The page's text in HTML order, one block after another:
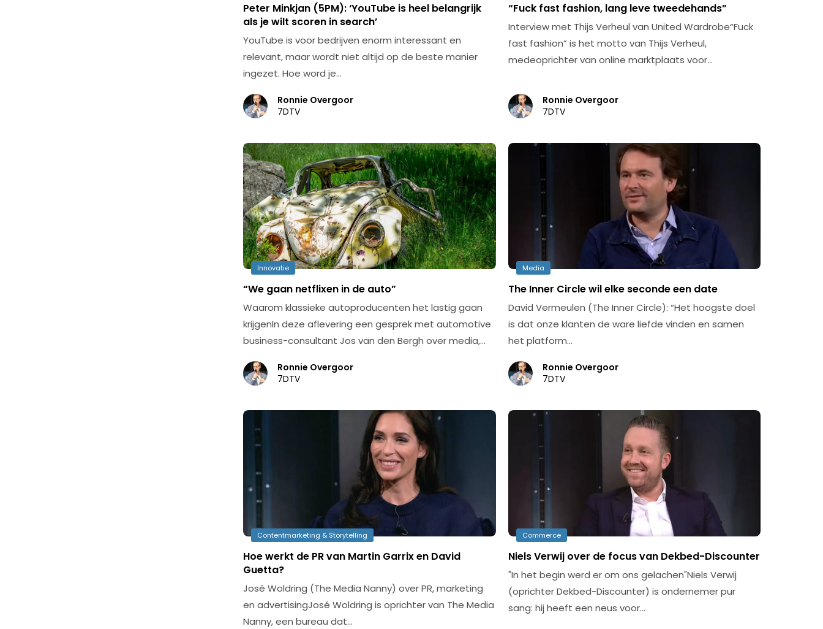
Peter Minkjan (5PM): ‘YouTube is heel belangrijk
als je wilt scoren in search’
YouTube is voor bedrijven enorm interessant en
relevant, maar wordt niet altijd op de beste manier
ingezet. Hoe word je…
Ronnie Overgoor
7DTV
“Fuck fast fashion, lang leve tweedehands”
Interview met Thijs Verheul van United Wardrobe“Fuck
fast fashion” is het motto van Thijs Verheul,
medeoprichter van online marktplaats voor…
Ronnie Overgoor
7DTV
Innovatie
“We gaan netflixen in de auto”
Waarom klassieke autoproducenten het lastig gaan
krijgenIn deze aflevering een gesprek met automotive
business-consultant Jos van den Bergh over media,…
Ronnie Overgoor
7DTV
Media
The Inner Circle wil elke seconde een date
David Vermeulen (The Inner Circle): “Het hoogste doel
is dat onze klanten de ware liefde vinden en samen
het platform…
Ronnie Overgoor
7DTV
Contentmarketing & Storytelling
Hoe werkt de PR van Martin Garrix en David
Guetta?
José Woldring (The Media Nanny) over PR, marketing
en advertisingJosé Woldring is oprichter van The Media
Nanny, een bureau dat…
Commerce
Niels Verwij over de focus van Dekbed-Discounter
"In het begin werd er om ons gelachen"Niels Verwij
(oprichter Dekbed-Discounter) is ondernemer pur
sang: hij heeft een neus voor…